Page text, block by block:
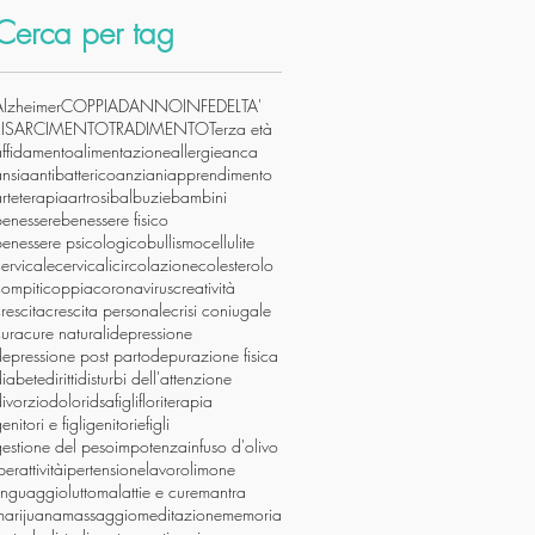
COPPIADANNOINFEDELTA'
TRADIMENTOTerza età
alimentazioneallergieanca
antibattericoanzianiapprendimento
artrosibalbuziebambini
benessere fisico
psicologicobullismocellulite
cervicalicircolazionecolesterolo
coppiacoronaviruscreatività
crescita personalecrisi coniugale
cure naturalidepressione
post partodepurazione fisica
dirittidisturbi dell'attenzione
doloridsafiglifloriterapia
e figligenitoriefigli
del pesoimpotenzainfuso d'olivo
ipertensionelavorolimone
luttomalattie e curemantra
massaggiomeditazionememoria
per tag